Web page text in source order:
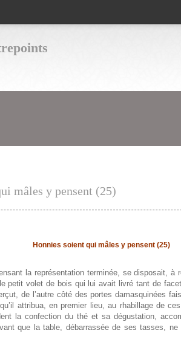
mâles y pensent (25)
Honnies soient qui mâles y pensent (25)
la représentation terminée, se disposait, à
petit volet de bois qui lui avait livré tant de
de l’autre côté des portes damasquinées
attribua, en premier lieu, au rhabillage de
la confection du thé et sa dégustation,
que la table, débarrassée de ses tasses,